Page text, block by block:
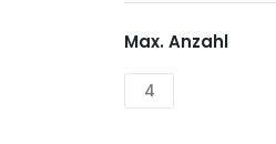
Max. Anzahl
4